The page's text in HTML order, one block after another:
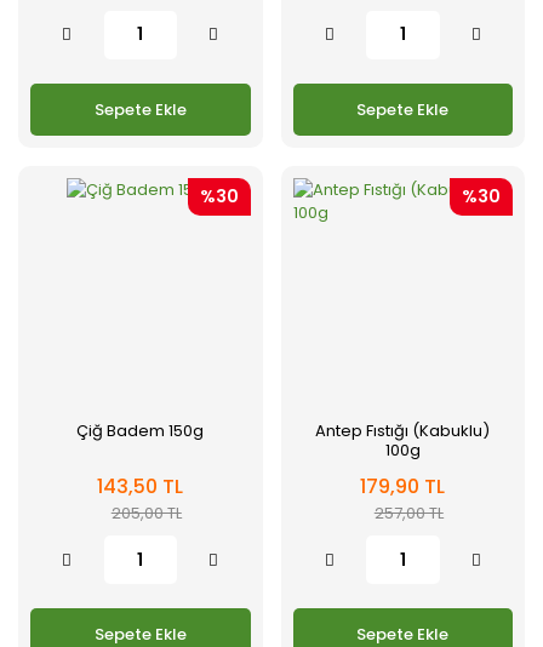
Sepete Ekle Sepete Ekle
%30
Çiğ Badem 150g
143,50 TL
205,00 TL
Sepete Ekle
%30
Antep Fıstığı (Kabuklu)
100g
179,90 TL
257,00 TL
Sepete Ekle